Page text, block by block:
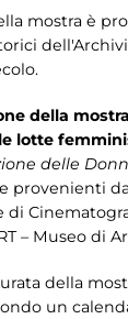
mostra è
della
lotte
delle
provenienti
– Museo di
della
un